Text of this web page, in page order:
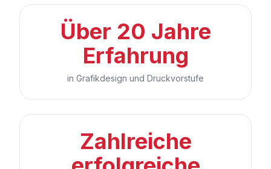
Über 20 Jahre
Erfahrung
in Grafikdesign und Druckvorstufe
Zahlreiche